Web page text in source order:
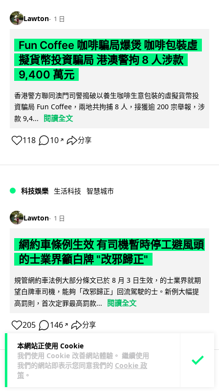
本網站正使用 Cookie
我們使用 Cookie 改善網站體驗。 繼續使用
我們的網站即表示您同意我們的 Cookie 政
策 。
Lawton 1 日
Fun Coffee 咖啡騙局爆煲 咖啡包裝虛
擬貨幣投資騙局 港澳警拘 8 人涉款
9,400 萬元
香港警方聯同澳門司警搗破以養生咖啡生意包裝的虛擬貨幣投
資騙局 Fun Coffee，兩地共拘捕 8 人，接獲逾 200 宗舉報，涉
款 9,4...
閱讀全文
118 10 ↗ 分享
科技娛樂 生活科技 智慧城市
Lawton 1 日
網約車條例生效 有司機暫時停工避風頭
的士業界籲白牌 "改邪歸正"
規管網約車法例大部分條文已於 8 月 3 日生效，的士業界就期
望白牌車司機，能夠「改邪歸正」回流駕駛的士。新例大幅提
高罰則，首次定罪最高罰款...
閱讀全文
205 146 ↗ 分享
人工智能